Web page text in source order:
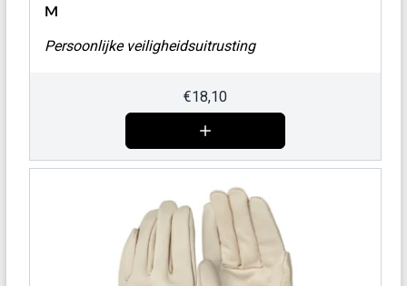
M
Persoonlijke veiligheidsuitrusting
€18,10